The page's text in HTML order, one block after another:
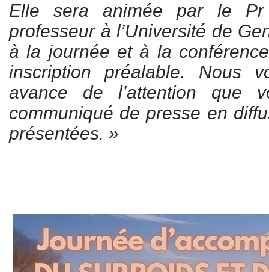
Elle sera animée par le Pr
professeur à l’Université de
à la journée et à la
inscription préalable. Nous
avance de l’attention que
communiqué de presse en
présentées. »